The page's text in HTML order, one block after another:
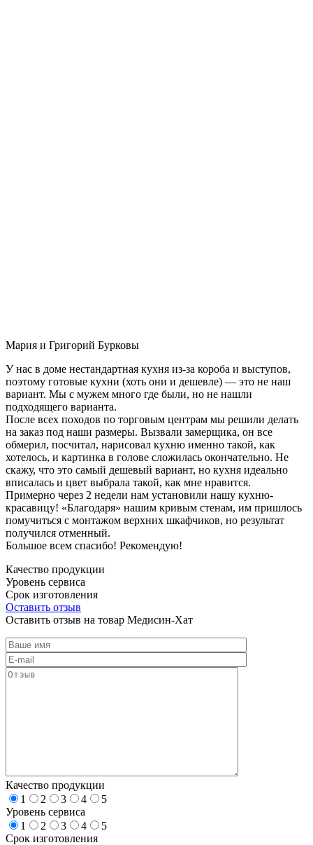
Мария и Григорий Бурковы
У нас в доме нестандартная кухня из-за короба и выступов,
поэтому готовые кухни (хоть они и дешевле) — это не наш
вариант. Мы с мужем много где были, но не нашли
подходящего варианта.
После всех походов по торговым центрам мы решили делать
на заказ под наши размеры. Вызвали замерщика, он все
обмерил, посчитал, нарисовал кухню именно такой, как
хотелось, и картинка в голове сложилась окончательно. Не
скажу, что это самый дешевый вариант, но кухня идеально
вписалась и цвет выбрала такой, как мне нравится.
Примерно через 2 недели нам установили нашу кухню-
красавицу! «Благодаря» нашим кривым стенам, им пришлось
помучиться с монтажом верхних шкафчиков, но результат
получился отменный.
Большое всем спасибо! Рекомендую!
Качество продукции
Уровень сервиса
Срок изготовления
Оставить отзыв
Оставить отзыв на товар Медисин-Хат
Качество продукции
1
2 3 4
5
Уровень сервиса
1
2 3 4
5
Срок изготовления